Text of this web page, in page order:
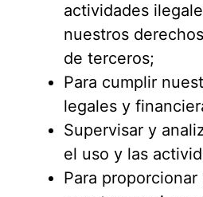
actividades
nuestros
de terceros;
Para cumplir
legales y
Supervisar y
el uso y las
Para